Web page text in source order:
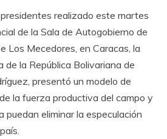
realizado este martes
de la Sala de Autogobierno de
Los Mecedores, en Caracas, la
de la República Bolivariana de
presentó un modelo de
la fuerza productiva del campo y
puedan eliminar la especulación